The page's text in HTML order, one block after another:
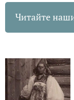
Читайте